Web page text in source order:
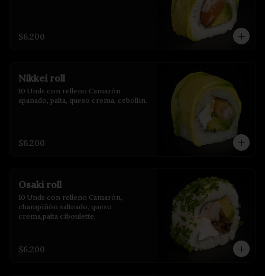
$6.200
Nikkei roll
10 Unds con relleno Camarón
apanado, palta, queso crema, cebollin.
$6.200
Osaki roll
10 Unds con relleno Camarón,
champiñón salteado, queso
crema,palta ciboulette.
$6.200